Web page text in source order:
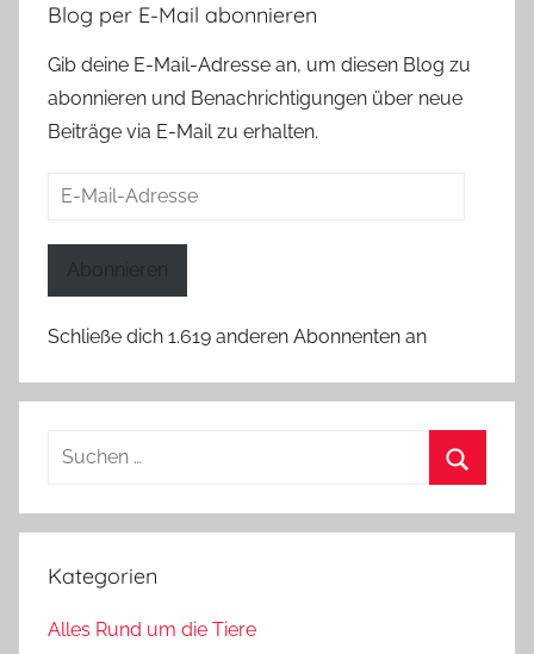
Blog per E-Mail abonnieren
Gib deine E-Mail-Adresse an, um diesen Blog zu
abonnieren und Benachrichtigungen über neue
Beiträge via E-Mail zu erhalten.
E-
Abonnieren
Schließe dich 1.619 anderen Abonnenten an
Suchen
Kategorien
Alles Rund um die Tiere